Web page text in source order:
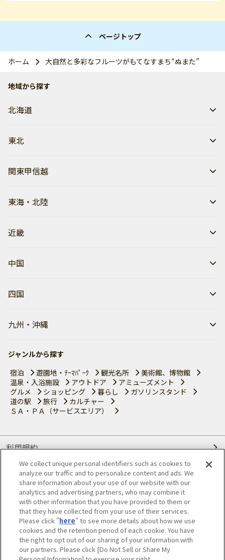
ページトップ
ホーム 大自然と多彩なフルーツがもてなすまち“ぬまた”
地域から探す
北海道
東北
関東甲信越
東海・北陸
近畿
中国
四国
九州・沖縄
ジャンルから探す
宿泊
遊園地・ﾃｰﾏﾊﾟｰｸ 観光名所
美術館、博物館
温泉・入浴施設
アウトドア
アミューズメント
グルメ
ショッピング 暮らし
ガソリンスタンド
道の駅
旅行
カルチャー
ＳＡ・ＰＡ（サービスエリア）
利用規約
個人情報の取り扱いについて
会員優待サービスの提携をご検討の方へ
JAFホームページ
© JAPAN AUTOMOBILE FEDERATION. All rights reserved.
We collect unique personal identifiers such as cookies to
analyze our traffic and to personalize content and ads. We
share information about your use of our website with our
analytics and advertising partners, who may combine it
with other information that you have provided to them or
that they have collected from your use of their services.
Please click "here" to see more details about how we use
cookies and the retention period of each cookie. You have
the right to opt out of our sharing of your information with
our partners. Please click [Do Not Sell or Share My